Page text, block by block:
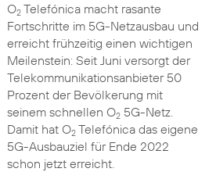
O2Telefónica macht rasante
Fortschritte im 5G-Netzausbau und
erreicht frühzeitig einen wichtigen
Meilenstein: Seit Juni versorgt der
Telekommunikationsanbieter 50
Prozent der Bevölkerung mit
seinem schnellen O25G-Netz.
Damit hat O2Telefónica das eigene
5G-Ausbauziel für Ende 2022
schon jetzt erreicht.